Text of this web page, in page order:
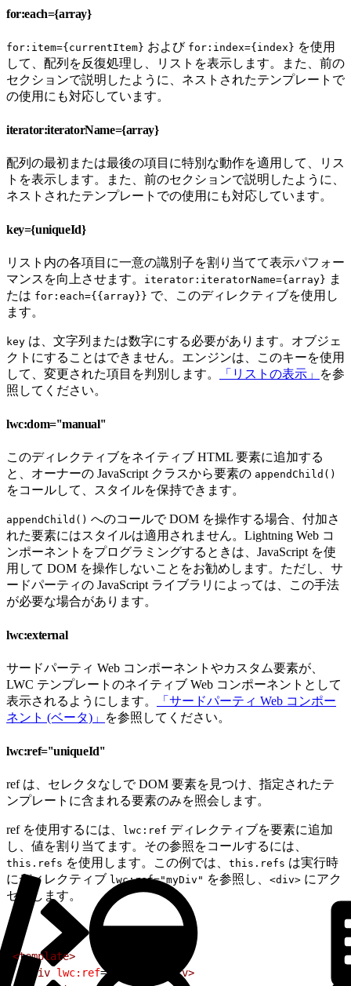
for:each={array}
for:item={currentItem} および for:index={index} を使用
して、配列を反復処理し、リストを表示します。また、前の
セクションで説明したように、ネストされたテンプレートで
の使用にも対応しています。
iterator:iteratorName={array}
配列の最初または最後の項目に特別な動作を適用して、リス
トを表示します。また、前のセクションで説明したように、
ネストされたテンプレートでの使用にも対応しています。
key={uniqueId}
リスト内の各項目に一意の識別子を割り当てて表示パフォー
マンスを向上させます。
iterator:iteratorName={array} ま
たは for:each={{array}} で、このディレクティブを使用し
ます。
key は、文字列または数字にする必要があります。オブジェ
クトにすることはできません。エンジンは、このキーを使用
して、変更された項目を判別します。
「リストの表示」
を参
照してください。
lwc:dom=''manual''
このディレクティブをネイティブ HTML 要素に追加する
と、オーナーの JavaScript クラスから要素の appendChild()
をコールして、スタイルを保持できます。
appendChild() へのコールで DOM を操作する場合、付加さ
れた要素にはスタイルは適用されません。Lightning Web コ
ンポーネントをプログラミングするときは、JavaScript を使
用して DOM を操作しないことをお勧めします。ただし、サ
ードパーティの JavaScript ライブラリによっては、この手法
が必要な場合があります。
lwc:external
サードパーティ Web コンポーネントやカスタム要素が、
LWC テンプレートのネイティブ Web コンポーネントとして
表示されるようにします。
「サードパーティ Web コンポー
ネント (ベータ)」
を参照してください。
lwc:ref=''uniqueId''
ref は、セレクタなしで DOM 要素を見つけ、指定されたテ
ンプレートに含まれる要素のみを照会します。
ref を使用するには、 lwc:ref ディレクティブを要素に追加
し、値を割り当てます。その参照をコールするには、
this.refs を使用します。この例では、 this.refs は実行時
にディレクティブ lwc:ref="myDiv" を参照し、 <div> にアク
セスします。
<template>
  <div
lwc:ref="myDiv"
></div>